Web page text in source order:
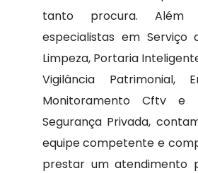
tanto procura. Além
especialistas em Serviço
Limpeza, Portaria
Vigilância Patrimonial,
Monitoramento Cftv e
Segurança Privada,
equipe competente e
prestar um atendimento